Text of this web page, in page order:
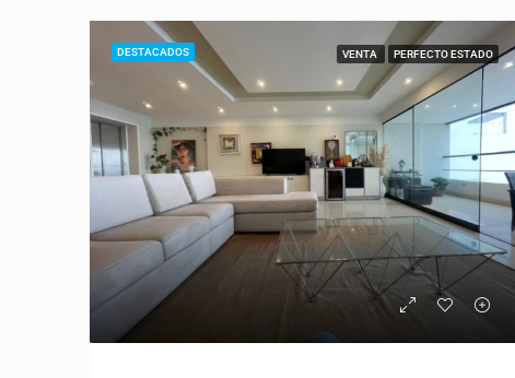
DESTACADOS VENTA PERFECTO ESTADO